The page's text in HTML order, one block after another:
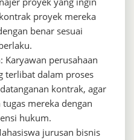
proyek mereka
benar sesuai
Karyawan perusahaan
terlibat dalam proses
kontrak, agar
mereka dengan
hukum.
jurusan bisnis